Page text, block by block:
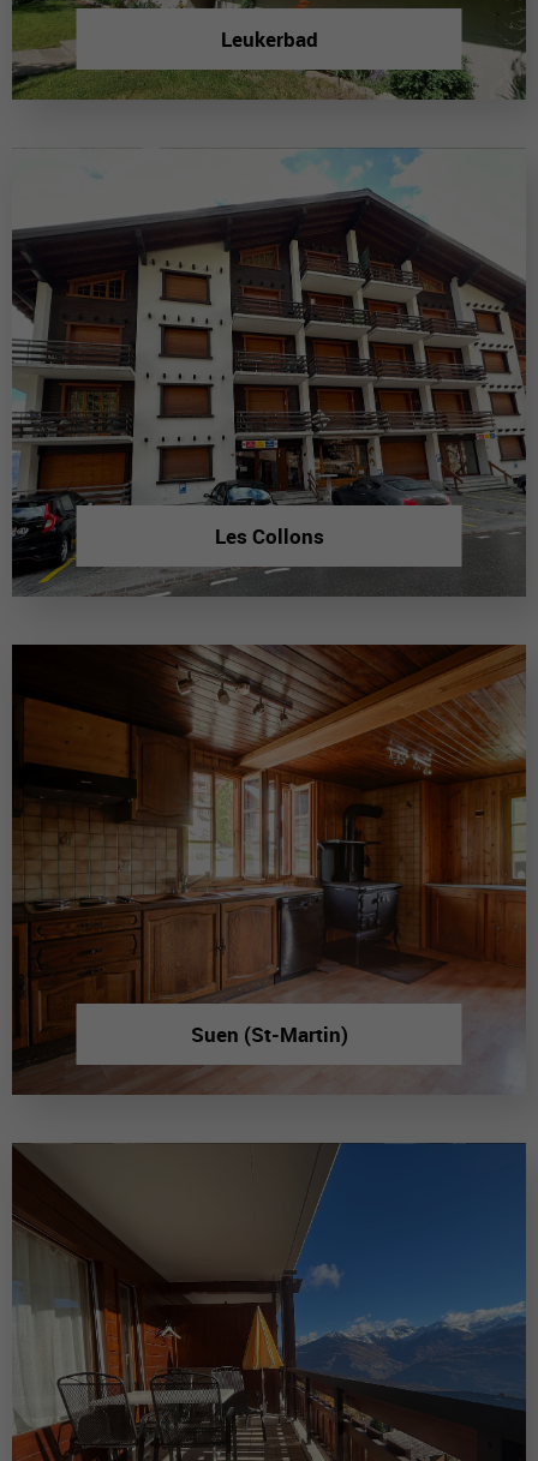
Leukerbad
Les Collons
Suen (St-Martin)